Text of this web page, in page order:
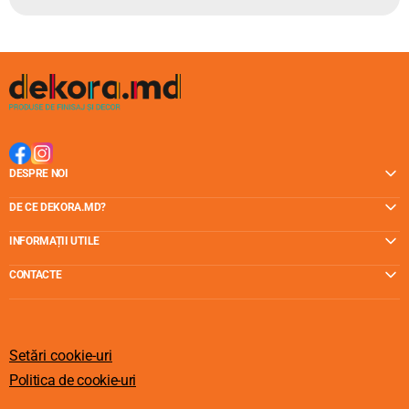
DESPRE NOI
DE CE DEKORA.MD?
INFORMAȚII UTILE
CONTACTE
Setări cookie-uri
Politica de cookie-uri